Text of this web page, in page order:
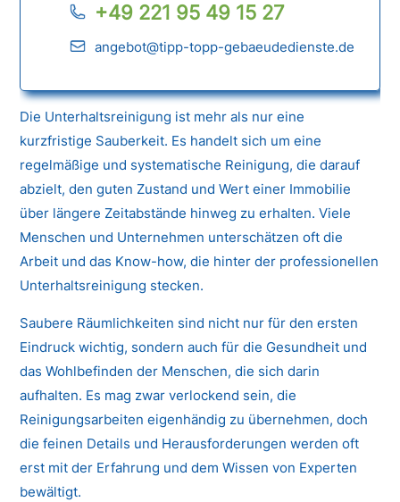
+49 221 95 49 15 27
angebot@tipp-topp-gebaeudedienste.de
Die Unterhaltsreinigung ist mehr als nur eine
kurzfristige Sauberkeit. Es handelt sich um eine
regelmäßige und systematische Reinigung, die darauf
abzielt, den guten Zustand und Wert einer Immobilie
über längere Zeitabstände hinweg zu erhalten. Viele
Menschen und Unternehmen unterschätzen oft die
Arbeit und das Know-how, die hinter der professionellen
Unterhaltsreinigung stecken.
Saubere Räumlichkeiten sind nicht nur für den ersten
Eindruck wichtig, sondern auch für die Gesundheit und
das Wohlbefinden der Menschen, die sich darin
aufhalten. Es mag zwar verlockend sein, die
Reinigungsarbeiten eigenhändig zu übernehmen, doch
die feinen Details und Herausforderungen werden oft
erst mit der Erfahrung und dem Wissen von Experten
bewältigt.